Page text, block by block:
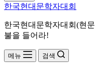
한국현대문학자대회
한국현대문학자대회(현
불을 들어라!
메뉴 검색